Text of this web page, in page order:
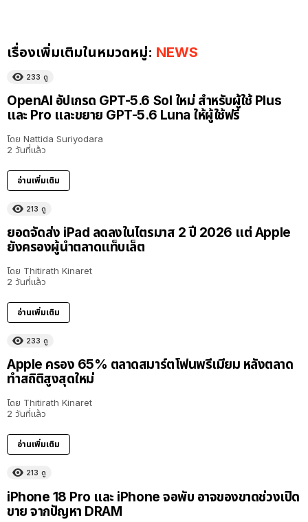
เรื่องเพิ่มเติมในหมวดหมู่: NEWS
233 ดู
OpenAI อัปเกรด GPT-5.6 Sol ใหม่ สำหรับผู้ใช้ Plus
และ Pro และขยาย GPT-5.6 Luna ให้ผู้ใช้ฟรี
โดย Nattida Suriyodara
2 วันที่แล้ว
อ่านเพิ่มเติม
213 ดู
ยอดจัดส่ง iPad ลดลงในไตรมาส 2 ปี 2026 แต่ Apple
ยังครองผู้นำตลาดแท็บเล็ต
โดย Thitirath Kinaret
2 วันที่แล้ว
อ่านเพิ่มเติม
233 ดู
Apple ครอง 65% ตลาดสมาร์ตโฟนพรีเมียม หลังตลาด
ทำสถิติสูงสุดใหม่
โดย Thitirath Kinaret
2 วันที่แล้ว
อ่านเพิ่มเติม
213 ดู
iPhone 18 Pro และ iPhone จอพับ อาจของขาดช่วงเปิด
ขาย จากปัญหา DRAM